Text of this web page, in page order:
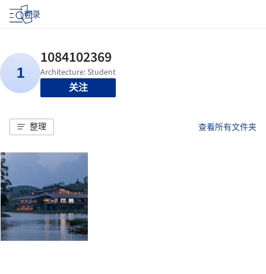
登录
关注
整理 查看所有文件夹